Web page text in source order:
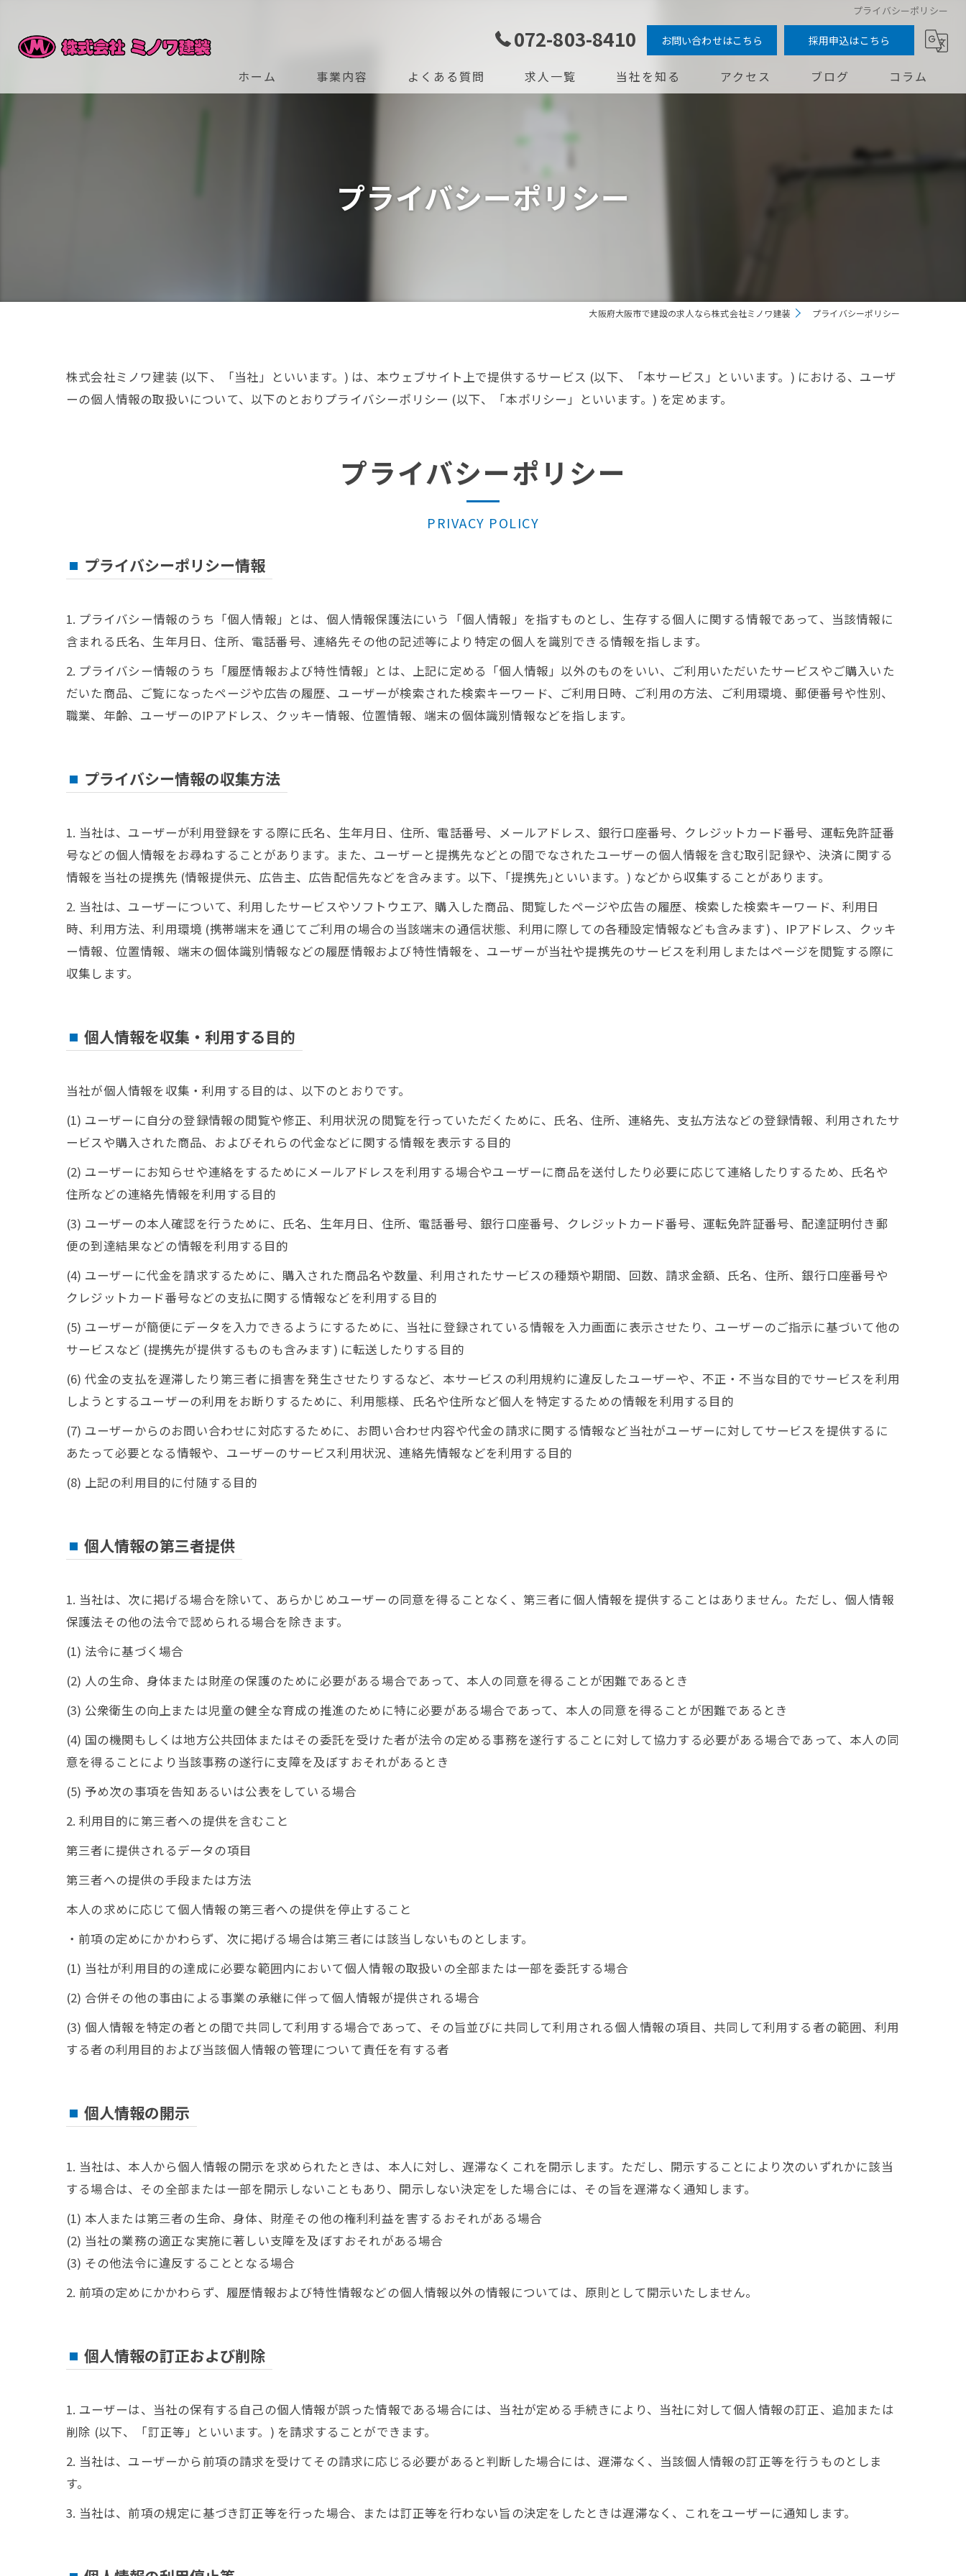
プライバシーポリシー
072-803-8410 お問い合わせはこちら 採用申込はこちら
ホーム 事業内容 よくある質問 求人一覧 当社を知る
学歴不問
アクセス ブログ コラム
プライバシーポリシー
大阪府大阪市で建設の求人なら株式会社ミノワ建装 プライバシーポリシー
株式会社ミノワ建装 (以下、「当社」といいます。) は、本ウェブサイト上で提供するサービス (以下、「本サービス」といいます。) における、ユーザ
ーの個人情報の取扱いについて、以下のとおりプライバシーポリシー (以下、「本ポリシー」といいます。) を定めます。
プライバシーポリシー
PRIVACY POLICY
プライバシーポリシー情報
1. プライバシー情報のうち「個人情報」とは、個人情報保護法にいう「個人情報」を指すものとし、生存する個人に関する情報であって、当該情報に
含まれる氏名、生年月日、住所、電話番号、連絡先その他の記述等により特定の個人を識別できる情報を指します。
2. プライバシー情報のうち「履歴情報および特性情報」とは、上記に定める「個人情報」以外のものをいい、ご利用いただいたサービスやご購入いた
だいた商品、ご覧になったページや広告の履歴、ユーザーが検索された検索キーワード、ご利用日時、ご利用の方法、ご利用環境、郵便番号や性別、
職業、年齢、ユーザーのIPアドレス、クッキー情報、位置情報、端末の個体識別情報などを指します。
プライバシー情報の収集方法
1. 当社は、ユーザーが利用登録をする際に氏名、生年月日、住所、電話番号、メールアドレス、銀行口座番号、クレジットカード番号、運転免許証番
号などの個人情報をお尋ねすることがあります。また、ユーザーと提携先などとの間でなされたユーザーの個人情報を含む取引記録や、決済に関する
情報を当社の提携先 (情報提供元、広告主、広告配信先などを含みます。以下、｢提携先｣といいます。) などから収集することがあります。
2. 当社は、ユーザーについて、利用したサービスやソフトウエア、購入した商品、閲覧したページや広告の履歴、検索した検索キーワード、利用日
時、利用方法、利用環境 (携帯端末を通じてご利用の場合の当該端末の通信状態、利用に際しての各種設定情報なども含みます) 、IPアドレス、クッキ
ー情報、位置情報、端末の個体識別情報などの履歴情報および特性情報を、ユーザーが当社や提携先のサービスを利用しまたはページを閲覧する際に
収集します。
個人情報を収集・利用する目的
当社が個人情報を収集・利用する目的は、以下のとおりです。
(1) ユーザーに自分の登録情報の閲覧や修正、利用状況の閲覧を行っていただくために、氏名、住所、連絡先、支払方法などの登録情報、利用されたサ
ービスや購入された商品、およびそれらの代金などに関する情報を表示する目的
(2) ユーザーにお知らせや連絡をするためにメールアドレスを利用する場合やユーザーに商品を送付したり必要に応じて連絡したりするため、氏名や
住所などの連絡先情報を利用する目的
(3) ユーザーの本人確認を行うために、氏名、生年月日、住所、電話番号、銀行口座番号、クレジットカード番号、運転免許証番号、配達証明付き郵
便の到達結果などの情報を利用する目的
(4) ユーザーに代金を請求するために、購入された商品名や数量、利用されたサービスの種類や期間、回数、請求金額、氏名、住所、銀行口座番号や
クレジットカード番号などの支払に関する情報などを利用する目的
(5) ユーザーが簡便にデータを入力できるようにするために、当社に登録されている情報を入力画面に表示させたり、ユーザーのご指示に基づいて他の
サービスなど (提携先が提供するものも含みます) に転送したりする目的
(6) 代金の支払を遅滞したり第三者に損害を発生させたりするなど、本サービスの利用規約に違反したユーザーや、不正・不当な目的でサービスを利用
しようとするユーザーの利用をお断りするために、利用態様、氏名や住所など個人を特定するための情報を利用する目的
(7) ユーザーからのお問い合わせに対応するために、お問い合わせ内容や代金の請求に関する情報など当社がユーザーに対してサービスを提供するに
あたって必要となる情報や、ユーザーのサービス利用状況、連絡先情報などを利用する目的
(8) 上記の利用目的に付随する目的
個人情報の第三者提供
1. 当社は、次に掲げる場合を除いて、あらかじめユーザーの同意を得ることなく、第三者に個人情報を提供することはありません。ただし、個人情報
保護法その他の法令で認められる場合を除きます。
(1) 法令に基づく場合
(2) 人の生命、身体または財産の保護のために必要がある場合であって、本人の同意を得ることが困難であるとき
(3) 公衆衛生の向上または児童の健全な育成の推進のために特に必要がある場合であって、本人の同意を得ることが困難であるとき
(4) 国の機関もしくは地方公共団体またはその委託を受けた者が法令の定める事務を遂行することに対して協力する必要がある場合であって、本人の同
意を得ることにより当該事務の遂行に支障を及ぼすおそれがあるとき
(5) 予め次の事項を告知あるいは公表をしている場合
2. 利用目的に第三者への提供を含むこと
第三者に提供されるデータの項目
第三者への提供の手段または方法
本人の求めに応じて個人情報の第三者への提供を停止すること
・前項の定めにかかわらず、次に掲げる場合は第三者には該当しないものとします。
(1) 当社が利用目的の達成に必要な範囲内において個人情報の取扱いの全部または一部を委託する場合
(2) 合併その他の事由による事業の承継に伴って個人情報が提供される場合
(3) 個人情報を特定の者との間で共同して利用する場合であって、その旨並びに共同して利用される個人情報の項目、共同して利用する者の範囲、利用
する者の利用目的および当該個人情報の管理について責任を有する者
個人情報の開示
1. 当社は、本人から個人情報の開示を求められたときは、本人に対し、遅滞なくこれを開示します。ただし、開示することにより次のいずれかに該当
する場合は、その全部または一部を開示しないこともあり、開示しない決定をした場合には、その旨を遅滞なく通知します。
(1) 本人または第三者の生命、身体、財産その他の権利利益を害するおそれがある場合
(2) 当社の業務の適正な実施に著しい支障を及ぼすおそれがある場合
(3) その他法令に違反することとなる場合
2. 前項の定めにかかわらず、履歴情報および特性情報などの個人情報以外の情報については、原則として開示いたしません。
個人情報の訂正および削除
1. ユーザーは、当社の保有する自己の個人情報が誤った情報である場合には、当社が定める手続きにより、当社に対して個人情報の訂正、追加または
削除 (以下、「訂正等」といいます。) を請求することができます。
2. 当社は、ユーザーから前項の請求を受けてその請求に応じる必要があると判断した場合には、遅滞なく、当該個人情報の訂正等を行うものとしま
す。
3. 当社は、前項の規定に基づき訂正等を行った場合、または訂正等を行わない旨の決定をしたときは遅滞なく、これをユーザーに通知します。